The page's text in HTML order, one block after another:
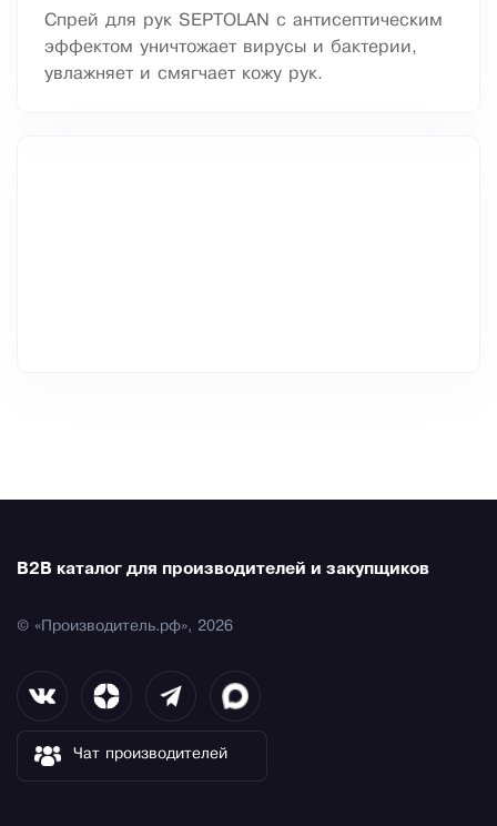
Спрей для рук SEPTOLAN с антисептическим
эффектом уничтожает вирусы и бактерии,
увлажняет и смягчает кожу рук.
B2B каталог для производителей и закупщиков
© «Производитель.рф», 2026
Чат производителей